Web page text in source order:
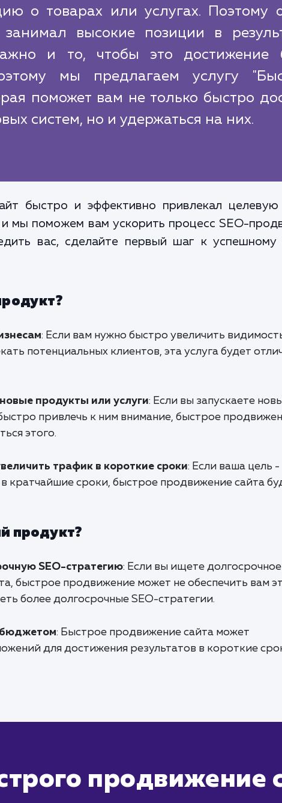
о товарах или услугах. Поэтому
высокие позиции в
и то, чтобы это достижение
мы предлагаем услугу
поможет вам не только быстро
систем, но и удержаться на них.
быстро и эффективно привлекал
мы поможем вам ускорить процесс SEO-
вас, сделайте первый шаг к
: Если вам нужно быстро увеличить
потенциальных клиентов, эта услуга будет
продукты или услуги: Если вы запускаете
привлечь к ним внимание, быстрое
этого.
трафик в короткие сроки: Если ваша цель -
кратчайшие сроки, быстрое продвижение сайта
продукт?
SEO-стратегию: Если вы ищете
быстрое продвижение может не обеспечить вам
более долгосрочные SEO-стратегии.
бюджетом: Быстрое продвижение сайта может
для достижения результатов в короткие
продвижение